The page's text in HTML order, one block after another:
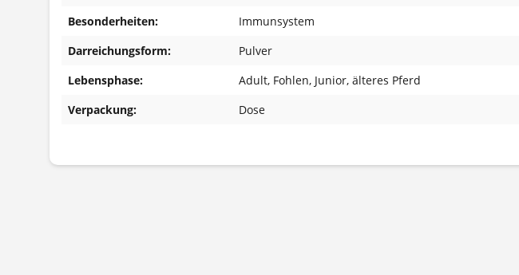
Besonderheiten:
Immunsystem
Darreichungsform:
Pulver
Lebensphase:
Adult, Fohlen, Junior, älteres Pferd
Verpackung:
Dose